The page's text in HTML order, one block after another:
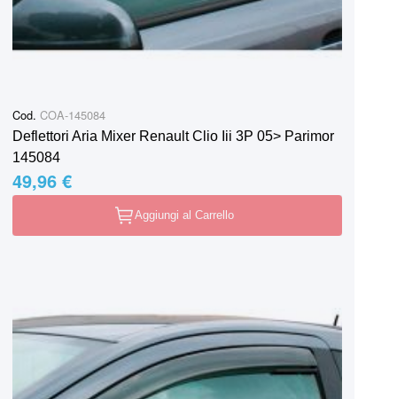
Cod. COA-145084
Deflettori Aria Mixer Renault Clio Iii 3P 05> Parimor
145084
49,96 €
Aggiungi al Carrello